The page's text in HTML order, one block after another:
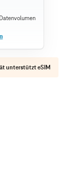
unterstützt eSIM